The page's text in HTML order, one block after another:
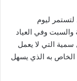
لتستمر ليوم
والسبت وفي العياد
التي لا يعمل
الخاص به الذي يسهل